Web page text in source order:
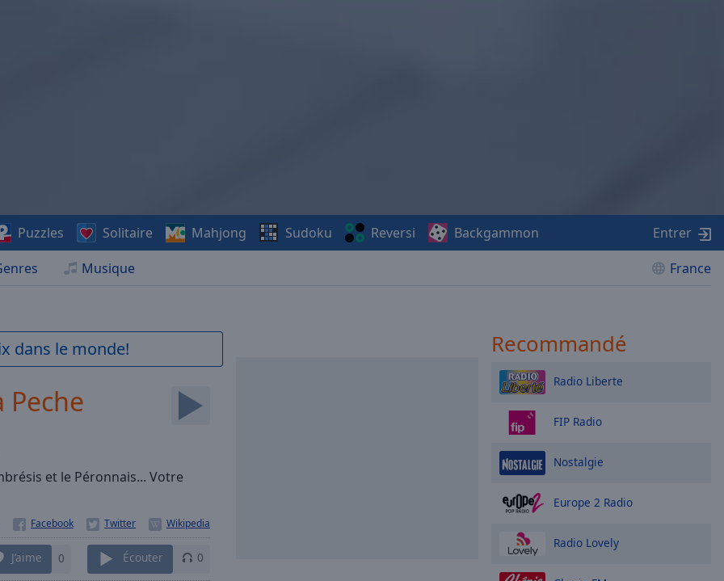
Musique France
Puzzles Solitaire Mahjong Sudoku Reversi Backgammon Entrer
dans le monde!
Peche
et le Péronnais... Votre
J’aime 0 Écouter 0
Recommandé
Radio Liberte
FIP Radio
Nostalgie
Europe 2 Radio
Radio Lovely